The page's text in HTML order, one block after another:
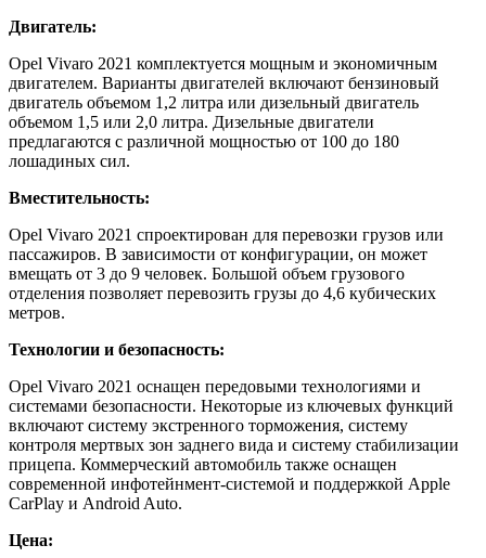
Двигатель:
Opel Vivaro 2021 комплектуется мощным и экономичным
двигателем. Варианты двигателей включают бензиновый
двигатель объемом 1,2 литра или дизельный двигатель
объемом 1,5 или 2,0 литра. Дизельные двигатели
предлагаются с различной мощностью от 100 до 180
лошадиных сил.
Вместительность:
Opel Vivaro 2021 спроектирован для перевозки грузов или
пассажиров. В зависимости от конфигурации, он может
вмещать от 3 до 9 человек. Большой объем грузового
отделения позволяет перевозить грузы до 4,6 кубических
метров.
Технологии и безопасность:
Opel Vivaro 2021 оснащен передовыми технологиями и
системами безопасности. Некоторые из ключевых функций
включают систему экстренного торможения, систему
контроля мертвых зон заднего вида и систему стабилизации
прицепа. Коммерческий автомобиль также оснащен
современной инфотейнмент-системой и поддержкой Apple
CarPlay и Android Auto.
Цена: